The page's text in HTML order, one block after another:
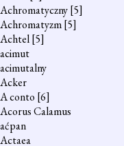
Achromatyczny[5]
Achromatyzm[5]
Achtel[5]
acimut
acimutalny
Acker
A conto [6]
Acorus Calamus
aćpan
Actaea